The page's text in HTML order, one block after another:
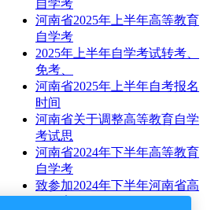
自学考
河南省2025年上半年高等教育
自学考
2025年上半年自学考试转考、
免考、
河南省2025年上半年自考报名
时间
河南省关于调整高等教育自学
考试思
河南省2024年下半年高等教育
自学考
致参加2024年下半年河南省高